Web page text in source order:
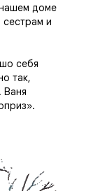
доме
и
себя
так,
Ваня